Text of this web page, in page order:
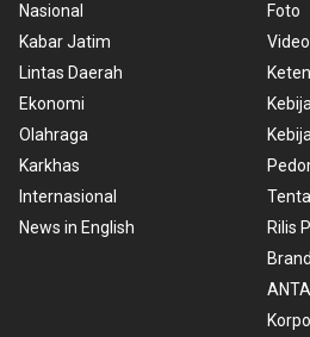
Nasional
Kabar Jatim
Lintas Daerah
Ekonomi
Olahraga
Karkhas
Internasional
News in English
Foto
Video
Rilis